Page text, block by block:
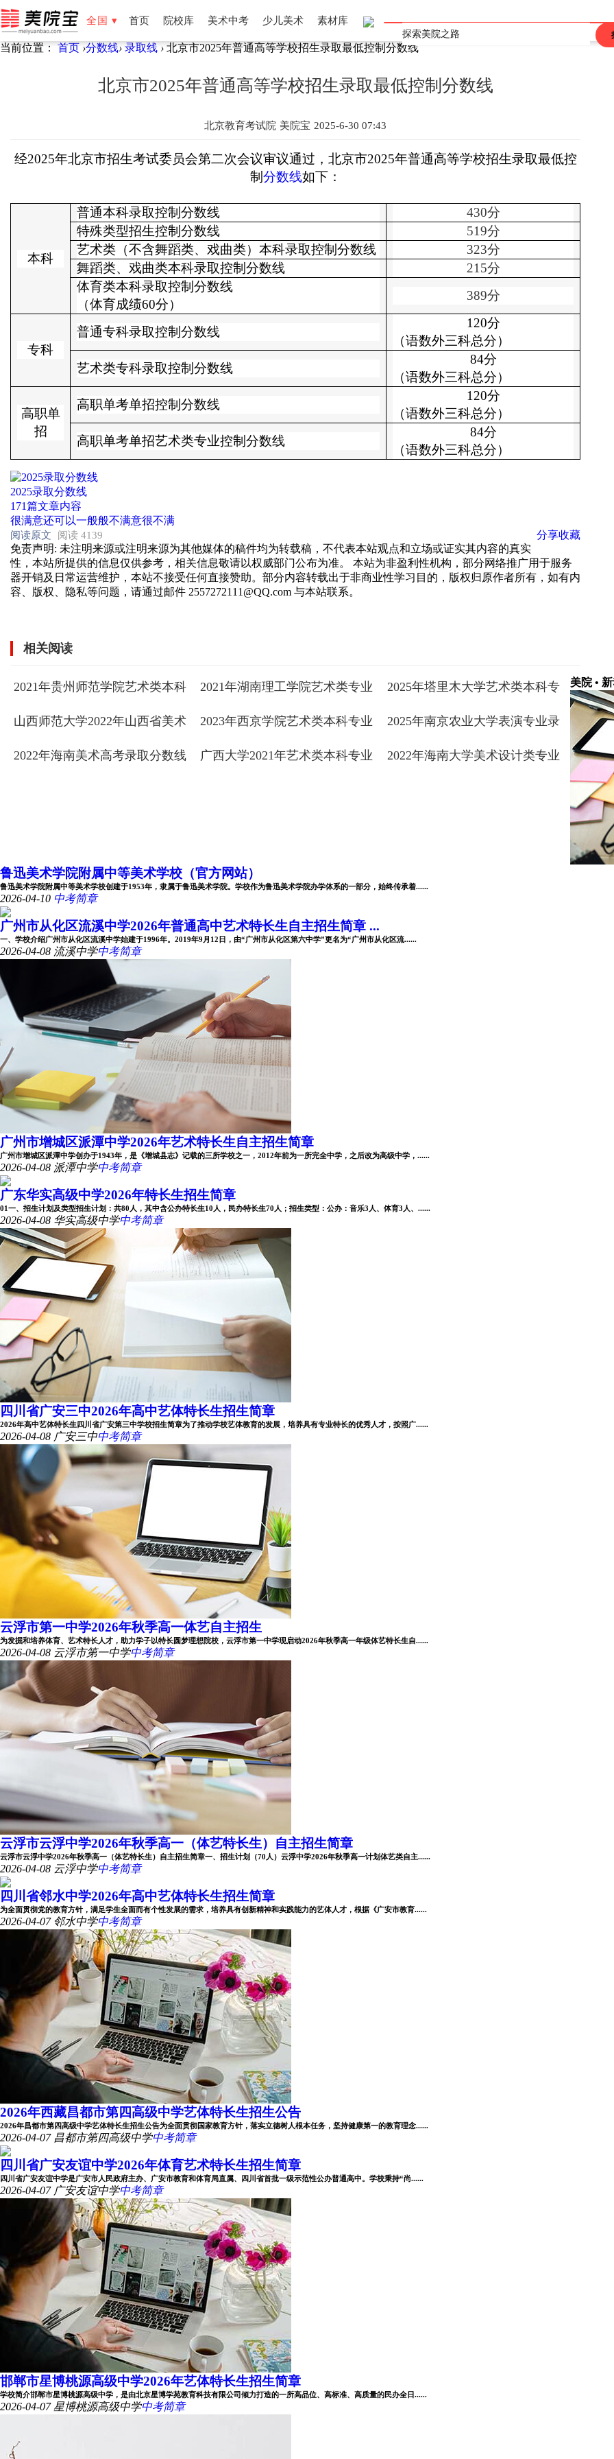
全国 ▾
全国 北京 天津 上海 重庆 辽宁 吉林
云南
新疆 宁夏 西藏 香港 澳门 台湾
首页 院校库 美术中考 少儿美术 素材库
当前位置： 首页 ›分数线› 录取线 › 北京市2025年普通高等学校招生录取最低控制分数线
北京市2025年普通高等学校招生录取最低控制分数线
北京教育考试院 美院宝 2025-6-30 07:43
经2025年北京市招生考试委员会第二次会议审议通过，北京市2025年普通高等学校招生录取最低控
制 分数线如下：
本科
普通本科录取控制分数线
430分
特殊类型招生控制分数线
519分
艺术类（不含舞蹈类、戏曲类）本科录取控制分数线
323分
舞蹈类、戏曲类本科录取控制分数线
215分
体育类本科录取控制分数线
（体育成绩60分）
389分
专科
普通专科录取控制分数线
120分
（语数外三科总分）
艺术类专科录取控制分数线
84分
（语数外三科总分）
高职单
招
高职单考单招控制分数线
120分
（语数外三科总分）
高职单考单招艺术类专业控制分数线
84分
（语数外三科总分）
2025录取分数线
171篇文章内容
很满意还可以一般般不满意很不满
阅读原文 阅读 4139 收藏
分享
免责声明: 未注明来源或注明来源为其他媒体的稿件均为转载稿，不代表本站观点和立场或证实其内容的真实
性，本站所提供的信息仅供参考，相关信息敬请以权威部门公布为准。 本站为非盈利性机构，部分网络推广用于服务
器开销及日常运营维护，本站不接受任何直接赞助。部分内容转载出于非商业性学习目的，版权归原作者所有，如有内
容、版权、隐私等问题，请通过邮件 2557272111@QQ.com 与本站联系。
相关阅读
2021年贵州师范学院艺术类本科
2021年湖南理工学院艺术类专业
2025年塔里木大学艺术类本科专
山西师范大学2022年山西省美术
2023年西京学院艺术类本科专业
2025年南京农业大学表演专业录
2022年海南美术高考录取分数线
广西大学2021年艺术类本科专业
2022年海南大学美术设计类专业
美院 •
鲁迅美术学院附属中等美术学校（官方网站）
鲁迅美术学院附属中等美术学校创建于1953年，隶属于鲁迅美术学院。学校作为鲁迅美术学院办学体系的一部分，始终传承着......
2026-04-10 中考简章
广州市从化区流溪中学2026年普通高中艺术特长生自主招生简章 ...
一、学校介绍广州市从化区流溪中学始建于1996年。2019年9月12日，由“广州市从化区第六中学”更名为“广州市从化区流......
2026-04-08 流溪中学中考简章
广州市增城区派潭中学2026年艺术特长生自主招生简章
广州市增城区派潭中学创办于1943年，是《增城县志》记载的三所学校之一，2012年前为一所完全中学，之后改为高级中学，......
2026-04-08 派潭中学中考简章
广东华实高级中学2026年特长生招生简章
01一、招生计划及类型招生计划：共80人，其中含公办特长生10人，民办特长生70人；招生类型：公办：音乐3人、体育3人、......
2026-04-08 华实高级中学中考简章
四川省广安三中2026年高中艺体特长生招生简章
2026年高中艺体特长生四川省广安第三中学校招生简章为了推动学校艺体教育的发展，培养具有专业特长的优秀人才，按照广......
2026-04-08 广安三中中考简章
云浮市第一中学2026年秋季高一体艺自主招生
为发掘和培养体育、艺术特长人才，助力学子以特长圆梦理想院校，云浮市第一中学现启动2026年秋季高一年级体艺特长生自......
2026-04-08 云浮市第一中学中考简章
云浮市云浮中学2026年秋季高一（体艺特长生）自主招生简章
云浮市云浮中学2026年秋季高一（体艺特长生）自主招生简章一、招生计划（70人）云浮中学2026年秋季高一计划体艺类自主......
2026-04-08 云浮中学中考简章
四川省邻水中学2026年高中艺体特长生招生简章
为全面贯彻党的教育方针，满足学生全面而有个性发展的需求，培养具有创新精神和实践能力的艺体人才，根据《广安市教育......
2026-04-07 邻水中学中考简章
2026年西藏昌都市第四高级中学艺体特长生招生公告
2026年昌都市第四高级中学艺体特长生招生公告为全面贯彻国家教育方针，落实立德树人根本任务，坚持健康第一的教育理念......
2026-04-07 昌都市第四高级中学中考简章
四川省广安友谊中学2026年体育艺术特长生招生简章
四川省广安友谊中学是广安市人民政府主办、广安市教育和体育局直属、四川省首批一级示范性公办普通高中。学校秉持“尚......
2026-04-07 广安友谊中学中考简章
邯郸市星博桃源高级中学2026年艺体特长生招生简章
学校简介邯郸市星博桃源高级中学，是由北京星博学苑教育科技有限公司倾力打造的一所高品位、高标准、高质量的民办全日......
2026-04-07 星博桃源高级中学中考简章